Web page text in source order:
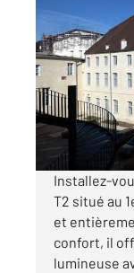
DOLE 39
45,89 m2 , 2
Ref : 13568
par mois
Installez-
T2 situé au
et
confort, il
lumineuse